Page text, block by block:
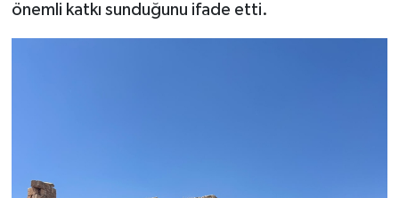
önemli katkı sunduğunu ifade etti.